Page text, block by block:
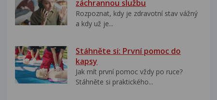
záchrannou službu
Rozpoznat, kdy je zdravotní stav vážný
a kdy už je...
Stáhněte si: První pomoc do
kapsy
Jak mít první pomoc vždy po ruce?
Stáhněte si praktického...